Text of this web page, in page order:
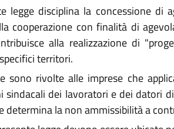
disciplina la concessione di
cooperazione con finalità di
alla realizzazione di
territori.
sono rivolte alle imprese che
dei lavoratori e dei datori
la non ammissibilità a